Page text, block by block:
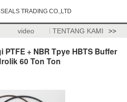
TRADING CO.,LTD
video TENTANG KAMI >>
+ NBR Tpye HBTS Buffer
60 Ton Ton